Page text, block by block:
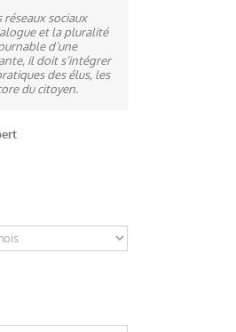
réseaux sociaux
et la pluralité
d’une
il doit s’intégrer
des élus, les
du citoyen.
construire son
la philosophie qui
la ville
agglomération et
est
: un sénateur
des élus et des
un maire sait si
des habitants.